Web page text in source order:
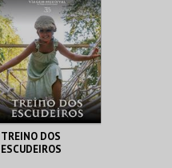
PENAFIEL
MAIS INFO
COMPRAR
TREINO DOS
ESCUDEIROS